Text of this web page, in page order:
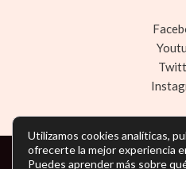
Copyright © Todos los
Utilizamos cookies analíticas,
ofrecerte la mejor experiencia
Puedes aprender más sobre